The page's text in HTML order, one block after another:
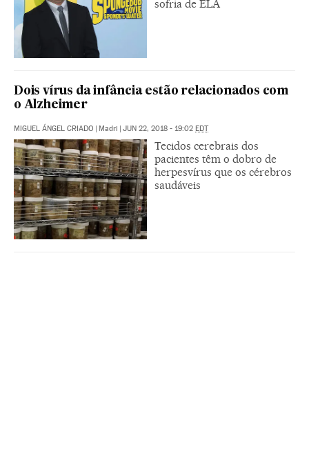
sofria de ELA
Dois vírus da infância estão relacionados com
o Alzheimer
MIGUEL ÁNGEL CRIADO | Madri | JUN 22, 2018 - 19:02 EDT
Tecidos cerebrais dos
pacientes têm o dobro de
herpesvírus que os cérebros
saudáveis